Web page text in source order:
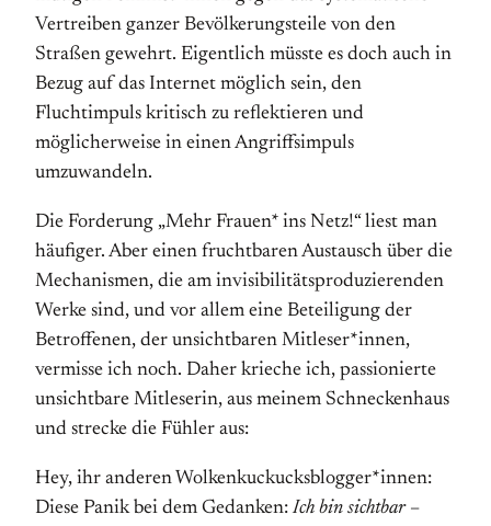
Vertreiben ganzer Bevölkerungsteile von den
Straßen gewehrt. Eigentlich müsste es doch auch in
Bezug auf das Internet möglich sein, den
Fluchtimpuls kritisch zu reflektieren und
möglicherweise in einen Angriffsimpuls
umzuwandeln.
Die Forderung „Mehr Frauen* ins Netz!“ liest man
häufiger. Aber einen fruchtbaren Austausch über die
Mechanismen, die am invisibilitätsproduzierenden
Werke sind, und vor allem eine Beteiligung der
Betroffenen, der unsichtbaren Mitleser*innen,
vermisse ich noch. Daher krieche ich, passionierte
unsichtbare Mitleserin, aus meinem Schneckenhaus
und strecke die Fühler aus:
Hey, ihr anderen Wolkenkuckucksblogger*innen:
Diese Panik bei dem Gedanken: Ich bin sichtbar–